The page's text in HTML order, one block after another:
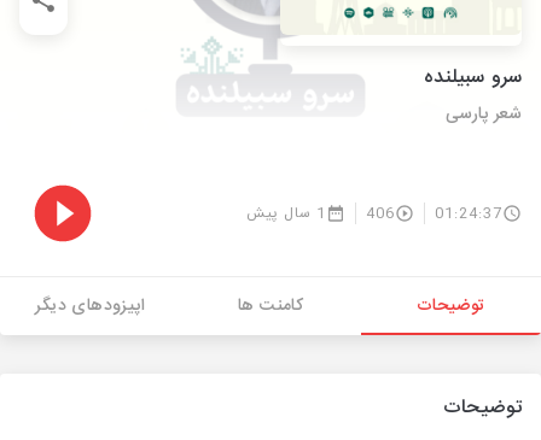
سرو سبیلنده
شعر پارسی
01:24:37
406 1 سال پیش
توضیحات کامنت ها اپیزودهای دیگر
توضیحات